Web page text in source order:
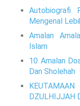
Autobiografi
Mengenal
Amalan
Islam
10 Amalan
Dan Sholehah
DZULHIJJAH